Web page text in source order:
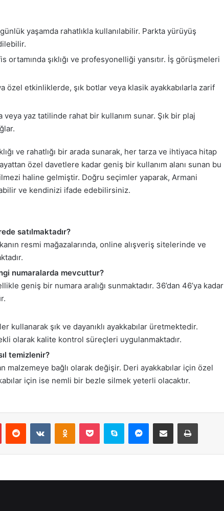
yaşamda rahatlıkla kullanılabilir. Parkta yürüyüş
ortamında şıklığı ve profesyonelliği yansıtır. İş görüşmeleri
özel etkinliklerde, şık botlar veya klasik ayakkabılarla zarif
veya yaz tatilinde rahat bir kullanım sunar. Şık bir plaj
ve rahatlığı bir arada sunarak, her tarza ve ihtiyaca hitap
özel davetlere kadar geniş bir kullanım alanı sunan bu
haline gelmiştir. Doğru seçimler yaparak, Armani
ve kendinizi ifade edebilirsiniz.
satılmaktadır?
resmi mağazalarında, online alışveriş sitelerinde ve
numaralarda mevcuttur?
geniş bir numara aralığı sunmaktadır. 36’dan 46’ya kadar
kullanarak şık ve dayanıklı ayakkabılar üretmektedir.
olarak kalite kontrol süreçleri uygulanmaktadır.
temizlenir?
malzemeye bağlı olarak değişir. Deri ayakkabılar için özel
için ise nemli bir bezle silmek yeterli olacaktır.
PinterestReddit VKontakteOdnoklassniki
Pocket Skype Messenger
E-Posta ile paylaş Yazdır